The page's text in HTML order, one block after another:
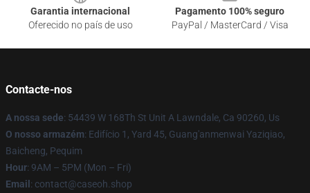
Garantia internacional
Oferecido no país de uso
Pagamento 100% seguro
PayPal / MasterCard / Visa
Contacte-nos
A nossa sede: 54439 W 168Th St Unit A Lawndale, Ca 90260, Us
O nosso armazém: Edifício 1, Yard 45, Guang'anmenwai Yaziqiao,
Baicheng, Pequim
Hour: 9AM – 5PM (Mon – Fri)
Email : contact@caseoh.shop